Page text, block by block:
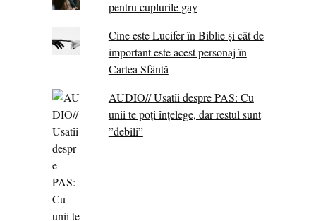
pentru cuplurile gay
Cine este Lucifer în Biblie și cât de
important este acest personaj în
Cartea Sfântă
AUDIO// Usatîi despre PAS: Cu
unii te poți înțelege, dar restul sunt
”debili”